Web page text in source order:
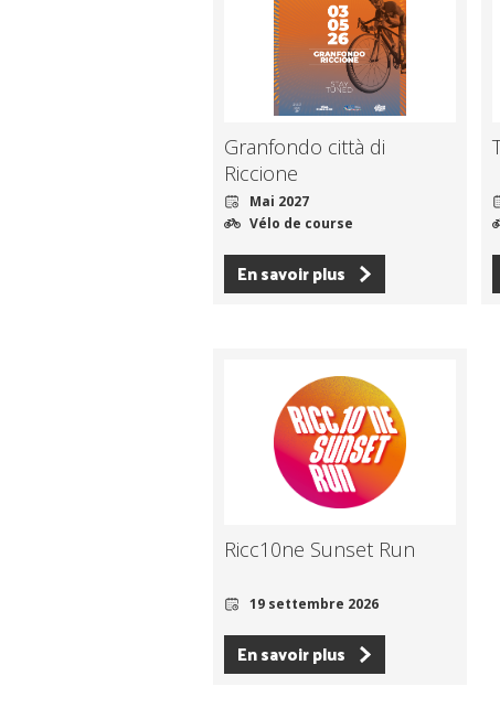
Granfondo città di
Riccione
Mai 2027
Vélo de course
En savoir plus
Ricc10ne Sunset Run
19 settembre 2026
En savoir plus